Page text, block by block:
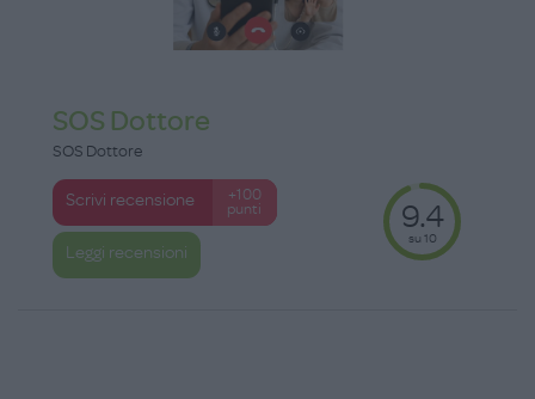
SOS Dottore
SOS Dottore
Scrivi recensione
+100
punti
Leggi recensioni
9.4
su 10